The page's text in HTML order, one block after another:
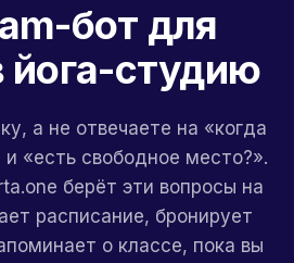
бот для
йога-студию
а не отвечаете на «когда
и «есть свободное место?».
берёт эти вопросы на
расписание, бронирует
о классе, пока вы